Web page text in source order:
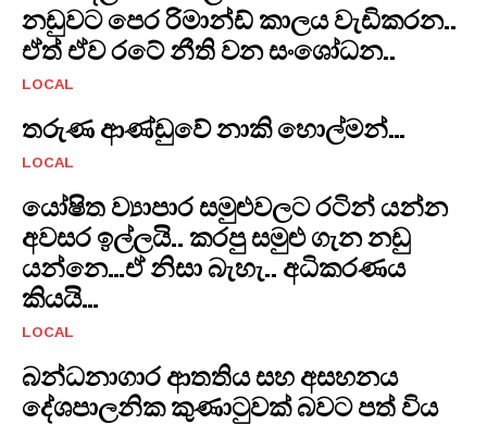
නඩුවට පෙර රිමාන්ඩ් කාලය වැඩිකරන..
ඒත් ඒව රටේ නීති වන සංශෝධන..
LOCAL
තරුණ ආණ්ඩුවේ නාකි හොල්මන්…
LOCAL
යෝෂිත ව්‍යාපාර සමුළුවලට රටින් යන්න
අවසර ඉල්ලයි.. කරපු සමුළු ගැන නඩු
යන්නෙ…ඒ නිසා බැහැ.. අධිකරණය
කියයි…
LOCAL
​බන්ධනාගාර ආතතිය සහ අසහනය
දේශපාලනික කුණාටුවක් බවට පත් විය